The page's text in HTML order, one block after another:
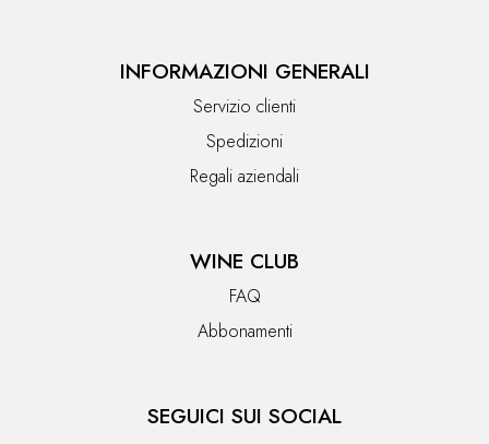
INFORMAZIONI GENERALI
Servizio clienti
Spedizioni
Regali aziendali
WINE CLUB
FAQ
Abbonamenti
SEGUICI SUI SOCIAL